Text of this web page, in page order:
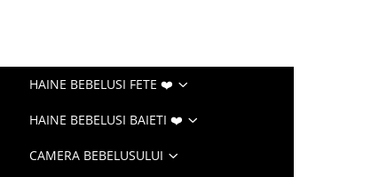
HAINE BEBELUSI FETE ❤️
HAINE BEBELUSI BAIETI ❤️
CAMERA BEBELUSULUI